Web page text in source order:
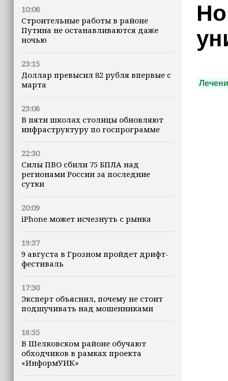
10:08
Строительные работы в районе
Путина не останавливаются даже
ночью
23:15
Доллар превысил 82 рубля впервые с
марта
23:06
В пяти школах столицы обновляют
инфраструктуру по госпрограмме
22:30
Силы ПВО сбили 75 БПЛА над
регионами России за последние
сутки
20:09
iPhone может исчезнуть с рынка
19:37
9 августа в Грозном пройдет дрифт-
фестиваль
17:30
Эксперт объяснил, почему не стоит
подшучивать над мошенниками
16:55
В Шелковском районе обучают
обходчиков в рамках проекта
«ИнформУИК»